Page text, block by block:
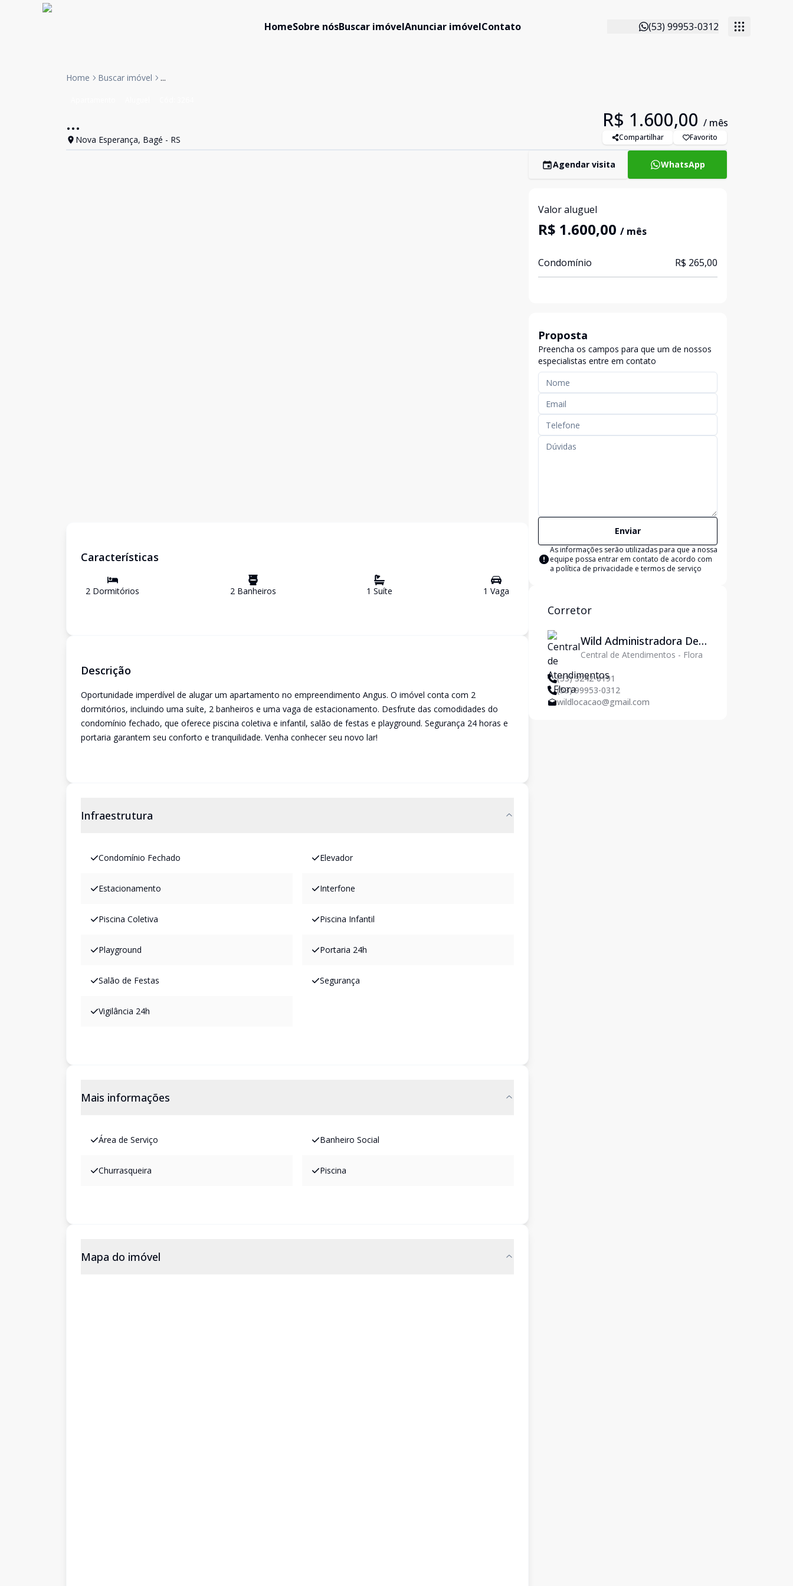
HomeSobre nósBuscar imóvelAnunciar imóvelContato (53) 99953-0312
Home Buscar imóvel ...
...
Nova Esperança, Bagé - RS
R$ 1.600,00 / mês
Compartilhar Favorito
Características
2 Dormitórios 2Banheiros 1 Suíte 1 Vaga
Descrição
Oportunidade imperdível de alugar um apartamento no empreendimento Angus. O imóvel conta com 2
dormitórios, incluindo uma suíte, 2 banheiros e uma vaga de estacionamento. Desfrute das comodidades do
condomínio fechado, que oferece piscina coletiva e infantil, salão de festas e playground. Segurança 24 horas e
portaria garantem seu conforto e tranquilidade. Venha conhecer seu novo lar!
Infraestrutura
Condomínio Fechado Elevador
Estacionamento Interfone
Piscina Coletiva Piscina Infantil
Playground Portaria 24h
Salão de Festas Segurança
Vigilância 24h
Mais informações
Área de Serviço Banheiro Social
Churrasqueira Piscina
Mapa do imóvel
Agendar visita WhatsApp
Valor aluguel
R$ 1.600,00 / mês
Condomínio R$ 265,00
Proposta
Preencha os campos para que um de nossos
especialistas entre em contato
Enviar
As informações serão utilizadas para que a nossa
equipe possa entrar em contato de acordo com
a política de privacidade e termos de serviço
Corretor
Wild Administradora De
Imóveis Ltda
Central de Atendimentos - Flora
(53) 3242-6191
(53) 99953-0312
wildlocacao@gmail.com